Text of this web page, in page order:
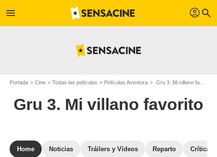
menu profil search
Portada Cine Todas las películas Películas Aventura Gru 3. Mi villano favorito
Gru 3. Mi villano favorito
Home Noticias Tráilers y Vídeos Reparto Críticas